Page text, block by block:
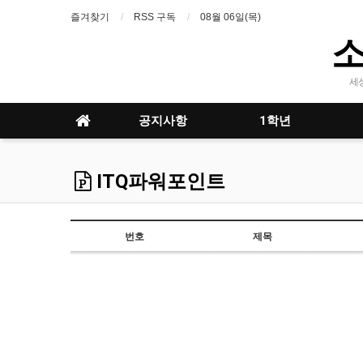
즐겨찾기 RSS 구독 08월 06일(목)
세
공지사항 1학년
ITQ파워포인트
번호 제목